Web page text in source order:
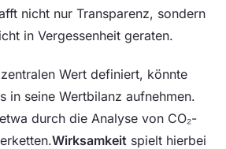
nicht nur Transparenz, sondern
in Vergessenheit geraten.
Wert definiert, könnte
in seine Wertbilanz aufnehmen.
durch die Analyse von CO₂-
Wirksamkeit spielt hierbei